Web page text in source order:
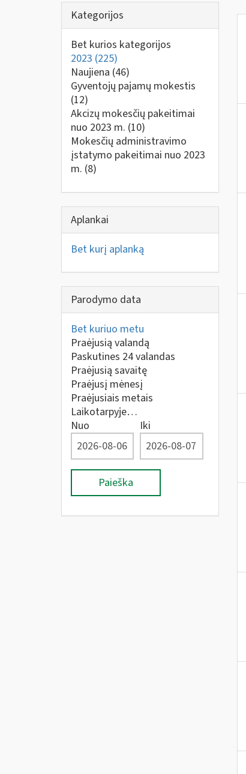
Kategorijos
Bet kurios kategorijos
2023 (225)
Naujiena (46)
Gyventojų pajamų mokestis
(12)
Akcizų mokesčių pakeitimai
nuo 2023 m. (10)
Mokesčių administravimo
įstatymo pakeitimai nuo 2023
m. (8)
Aplankai
Bet kurį aplanką
Parodymo data
Bet kuriuo metu
Praėjusią valandą
Paskutines 24 valandas
Praėjusią savaitę
Praėjusį mėnesį
Praėjusiais metais
Laikotarpyje…
Nuo
Iki
Paieška